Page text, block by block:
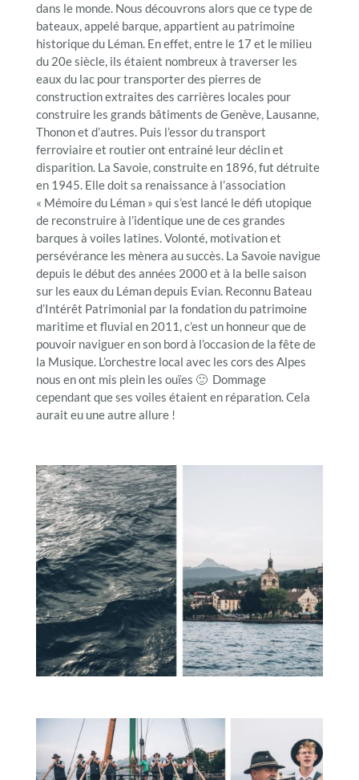
dans le monde. Nous découvrons alors que ce type de
bateaux, appelé barque, appartient au patrimoine
historique du Léman. En effet, entre le 17 et le milieu
du 20e siècle, ils étaient nombreux à traverser les
eaux du lac pour transporter des pierres de
construction extraites des carrières locales pour
construire les grands bâtiments de Genève, Lausanne,
Thonon et d’autres. Puis l’essor du transport
ferroviaire et routier ont entrainé leur déclin et
disparition. La Savoie, construite en 1896, fut détruite
en 1945. Elle doit sa renaissance à l’association
« Mémoire du Léman » qui s’est lancé le défi utopique
de reconstruire à l’identique une de ces grandes
barques à voiles latines. Volonté, motivation et
persévérance les mènera au succès. La Savoie navigue
depuis le début des années 2000 et à la belle saison
sur les eaux du Léman depuis Evian. Reconnu Bateau
d’Intérêt Patrimonial par la fondation du patrimoine
maritime et fluvial en 2011, c’est un honneur que de
pouvoir naviguer en son bord à l’occasion de la fête de
la Musique. L’orchestre local avec les cors des Alpes
nous en ont mis plein les ouïes 🙂 Dommage
cependant que ses voiles étaient en réparation. Cela
aurait eu une autre allure !